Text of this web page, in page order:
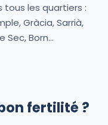
tous les quartiers :
Gràcia, Sarrià,
Sec, Born...
fertilité ?